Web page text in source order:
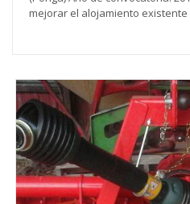
mejorar el alojamiento existente